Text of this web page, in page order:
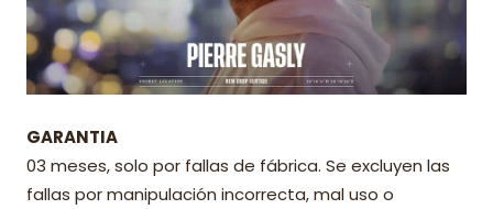
GARANTIA
03 meses, solo por fallas de fábrica. Se excluyen las
fallas por manipulación incorrecta, mal uso o